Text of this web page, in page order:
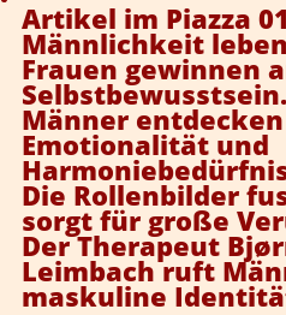
Artikel im Piazza
Männlichkeit leben
Frauen gewinnen
Selbstbewusstsein.
Männer
Emotionalität und
Die Rollenbilder
sorgt für große
Der Therapeut
Leimbach ruft
maskuline